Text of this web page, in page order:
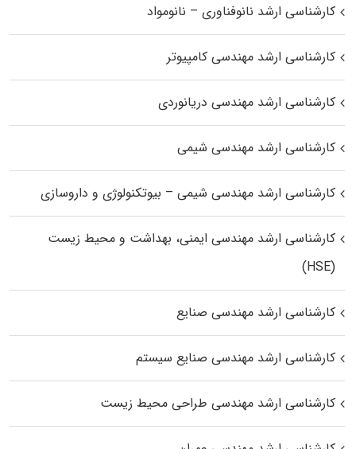
کارشناسی ارشد نانوفناوری – نانومواد
کارشناسی ارشد مهندسی کامپیوتر
کارشناسی ارشد مهندسی دریانوردی
کارشناسی ارشد مهندسی شیمی
کارشناسی ارشد مهندسی شیمی – بیوتکنولوژی و داروسازی
کارشناسی ارشد مهندسی ایمنی، بهداشت و محیط زیست
(HSE)
کارشناسی ارشد مهندسی صنایع
کارشناسی ارشد مهندسی صنایع سیستم
کارشناسی ارشد مهندسی طراحی محیط زیست